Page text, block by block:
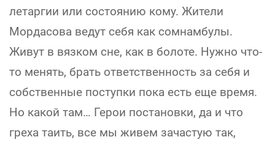
летаргии или состоянию кому. Жители
Мордасова ведут себя как сомнамбулы.
Живут в вязком сне, как в болоте. Нужно что-
то менять, брать ответственность за себя и
собственные поступки пока есть еще время.
Но какой там… Герои постановки, да и что
греха таить, все мы живем зачастую так,